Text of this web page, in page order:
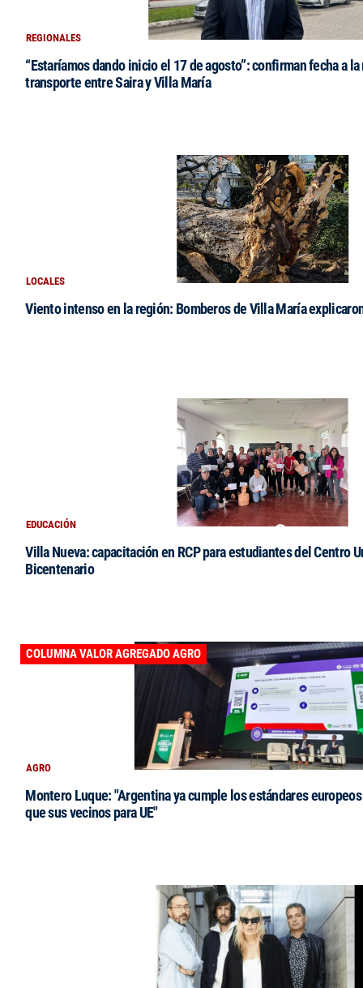
REGIONALES
“Estaríamos dando inicio el 17 de agosto”: confirman fecha a
transporte entre Saira y Villa María
LOCALES
Viento intenso en la región: Bomberos de Villa María
EDUCACIÓN
Villa Nueva: capacitación en RCP para estudiantes del Centro
Bicentenario
AGRO
COLUMNA VALOR AGREGADO AGRO
Montero Luque: "Argentina ya cumple los estándares
que sus vecinos para UE"